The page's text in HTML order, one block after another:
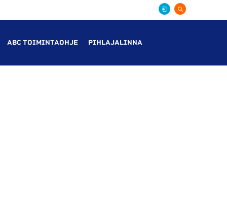
ABC TOIMINTAOHJE PIHLAJALINNA